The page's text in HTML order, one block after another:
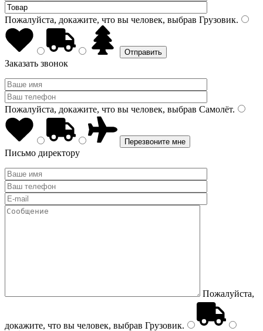
Пожалуйста, докажите, что вы человек, выбрав Грузовик.
Заказать звонок
Пожалуйста, докажите, что вы человек, выбрав Самолёт.
Письмо директору
Пожалуйста,
докажите, что вы человек, выбрав Грузовик.